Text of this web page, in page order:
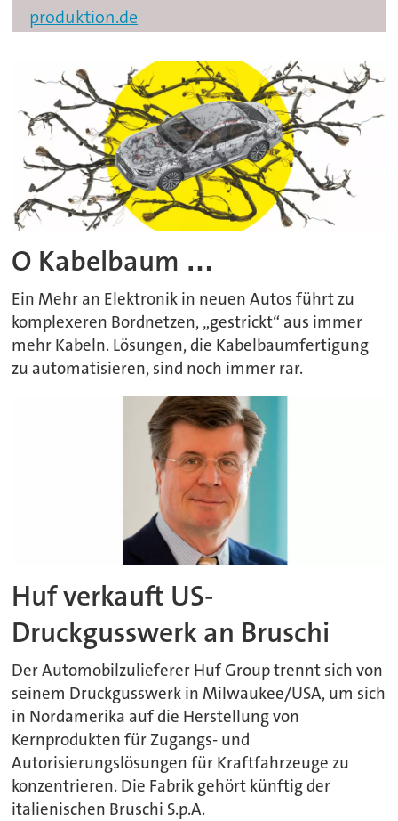
produktion.de
O Kabelbaum …
Ein Mehr an Elektronik in neuen Autos führt zu
komplexeren Bordnetzen, „gestrickt“ aus immer
mehr Kabeln. Lösungen, die Kabelbaumfertigung
zu automatisieren, sind noch immer rar.
Huf verkauft US-
Druckgusswerk an Bruschi
Der Automobilzulieferer Huf Group trennt sich von
seinem Druckgusswerk in Milwaukee/USA, um sich
in Nordamerika auf die Herstellung von
Kernprodukten für Zugangs- und
Autorisierungslösungen für Kraftfahrzeuge zu
konzentrieren. Die Fabrik gehört künftig der
italienischen Bruschi S.p.A.